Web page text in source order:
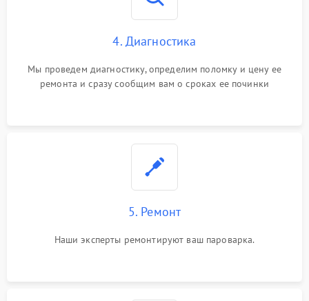
4. Диагностика
Мы проведем диагностику, определим поломку и цену ее
ремонта и сразу сообщим вам о сроках ее починки
5. Ремонт
Наши эксперты ремонтируют ваш пароварка.